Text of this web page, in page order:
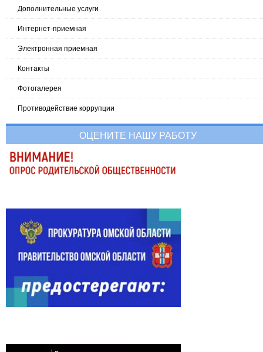
Дополнительные услуги
Интернет-приемная
Электронная приемная
Контакты
Фотогалерея
Противодействие коррупции
ОЦЕНИТЕ НАШУ РАБОТУ